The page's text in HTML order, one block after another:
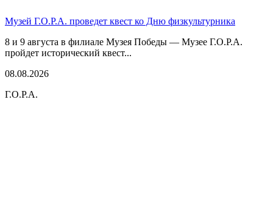
Музей Г.О.Р.А. проведет квест ко Дню физкультурника
8 и 9 августа в филиале Музея Победы — Музее Г.О.Р.А.
пройдет исторический квест...
08.08.2026
Г.О.Р.А.